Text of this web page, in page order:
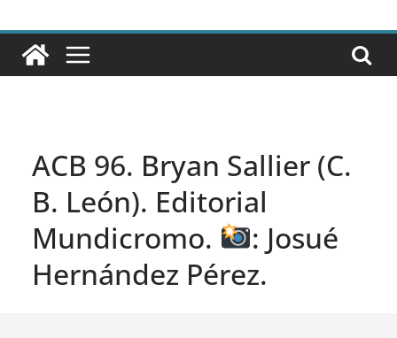
ACB 96. Bryan Sallier (C.
B. León). Editorial
Mundicromo.
: Josué
Hernández Pérez.